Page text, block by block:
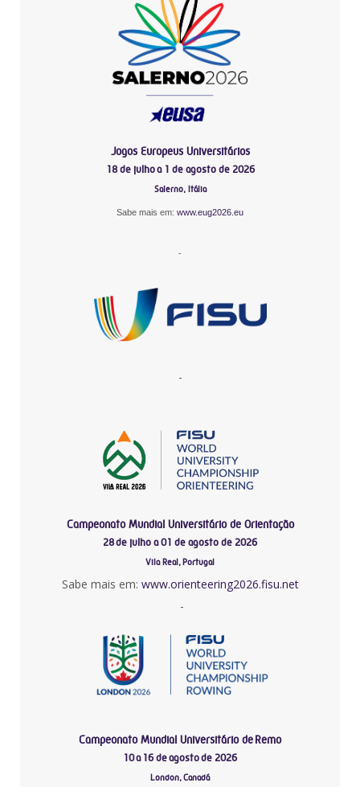
Jogos Europeus Universitários
18 de julho a 1 de agosto de 2026
Salerno, Itália
Sabe mais em: www.eug2026.eu
-
-
Campeonato Mundial Universitário de Orientação
28 de julho a 01 de agosto de 2026
Vila Real, Portugal
Sabe mais em: www.orienteering2026.fisu.net
-
Campeonato Mundial Universitário de Remo
10 a 16 de agosto de 2026
London, Canadá